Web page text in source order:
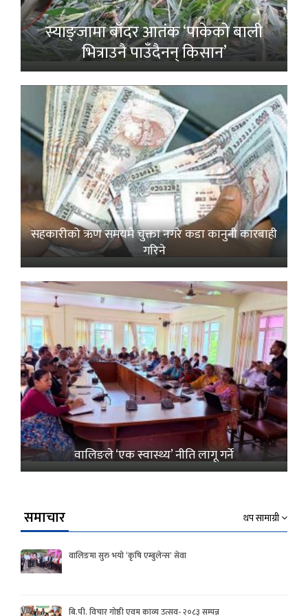
स्याङ्जामा बाँदर आतंक ‘पाकेको बाली
भित्राउनै पाउँदैनन् किसान’
सहकारीको ऋण समयमै चुक्ता नगरे कडा कानुनी कारबाही
गरिने
वालिङले ‘एक स्वास्थ्य’ नीति लागू गर्ने
समाचार थप सामाग्री
वालिङमा सुरु भयो ‘कृषि एम्बुलेन्स’ सेवा
बि.पी. विचार गोष्ठी एवम काव्य उत्सव- २०८३ सम्पन्न